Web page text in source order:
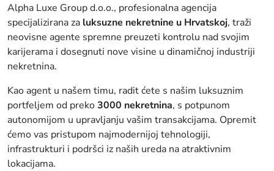
Alpha Luxe Group d.o.o., profesionalna agencija
specijalizirana za luksuzne nekretnine u Hrvatskoj, traži
neovisne agente spremne preuzeti kontrolu nad svojim
karijerama i dosegnuti nove visine u dinamičnoj industriji
nekretnina.
Kao agent u našem timu, radit ćete s našim luksuznim
portfeljem od preko3000 nekretnina, s potpunom
autonomijom u upravljanju vašim transakcijama. Opremit
ćemo vas pristupom najmodernijoj tehnologiji,
infrastrukturi i podršci iz naših ureda na atraktivnim
lokacijama.